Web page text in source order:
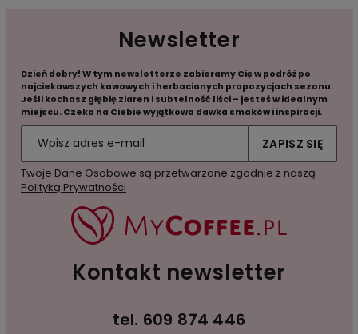
Newsletter
Dzień dobry! W tym newsletterze zabieramy Cię w podróż po
najciekawszych kawowych i herbacianych propozycjach sezonu.
Jeśli kochasz głębię ziaren i subtelność liści – jesteś w idealnym
miejscu. Czeka na Ciebie wyjątkowa dawka smaków i inspiracji.
ZAPISZ SIĘ
Twoje Dane Osobowe są przetwarzane zgodnie z naszą
Polityką Prywatności
Kontakt newsletter
tel. 609 874 446